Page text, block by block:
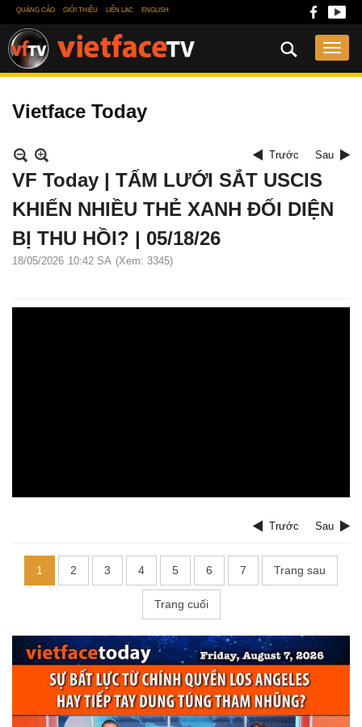
QUẢNG CÁO GIỚI THIỆU LIÊN LẠC ENGLISH
Vietface Today
Trước Sau
VF Today | TẤM LƯỚI SẮT USCIS
KHIẾN NHIỀU THẺ XANH ĐỐI DIỆN
BỊ THU HỒI? | 05/18/26
18/05/2026 10:42 SA (Xem: 3345)
Trước Sau
1 2 3 4 5 6 7 Trang sau
Trang cuối